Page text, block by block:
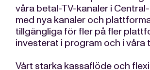
våra betal-TV-kanaler i
med nya kanaler och
tillgängliga för fler på fler
investerat i program och i våra
Vårt starka kassaflöde och